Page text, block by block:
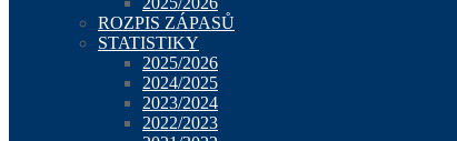
ROZPIS ZÁPASŮ
STATISTIKY
2025/2026
2024/2025
2023/2024
2022/2023